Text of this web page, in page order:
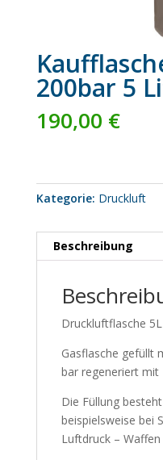
200bar 5
190,00 €
Kategorie: Druckluft
Beschreibung
Druckluftflasche
Gasflasche gefüllt
bar regeneriert mit
Die Füllung
beispielsweise bei
Luftdruck –